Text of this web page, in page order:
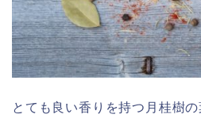
とても良い香りを持つ月桂樹の